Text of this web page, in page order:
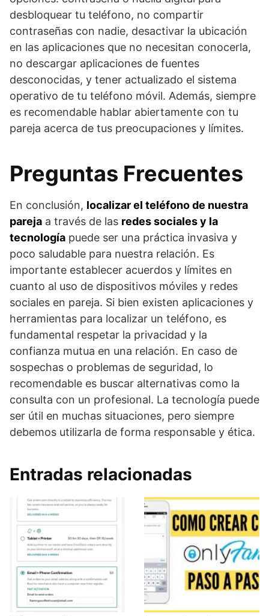
desbloquear tu teléfono, no compartir
contraseñas con nadie, desactivar la ubicación
en las aplicaciones que no necesitan conocerla,
no descargar aplicaciones de fuentes
desconocidas, y tener actualizado el sistema
operativo de tu teléfono móvil. Además, siempre
es recomendable hablar abiertamente con tu
pareja acerca de tus preocupaciones y límites.
Preguntas Frecuentes
En conclusión, localizar el teléfono de nuestra
pareja a través de las redes sociales y la
tecnología puede ser una práctica invasiva y
poco saludable para nuestra relación. Es
importante establecer acuerdos y límites en
cuanto al uso de dispositivos móviles y redes
sociales en pareja. Si bien existen aplicaciones y
herramientas para localizar un teléfono, es
fundamental respetar la privacidad y la
confianza mutua en una relación. En caso de
sospechas o problemas de seguridad, lo
recomendable es buscar alternativas como la
consulta con un profesional. La tecnología puede
ser útil en muchas situaciones, pero siempre
debemos utilizarla de forma responsable y ética.
Entradas relacionadas